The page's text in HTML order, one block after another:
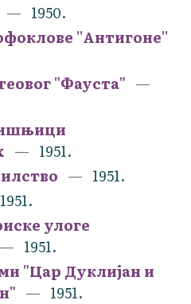
1950.
''Антигоне''
"Фауста"
1951.
1951.
1951.
улоге
1951.
"Цар Дуклијан и
1951.